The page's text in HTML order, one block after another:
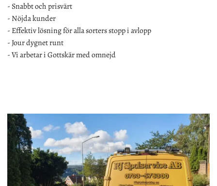
- Snabbt och prisvärt
- Nöjda kunder
- Effektiv lösning för alla sorters stopp i avlopp
- Jour dygnet runt
- Vi arbetar i Gottskär med omnejd